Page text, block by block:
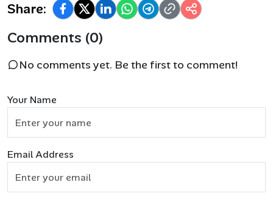
Share:
Comments (0)
No comments yet. Be the first to comment!
Your Name
Email Address